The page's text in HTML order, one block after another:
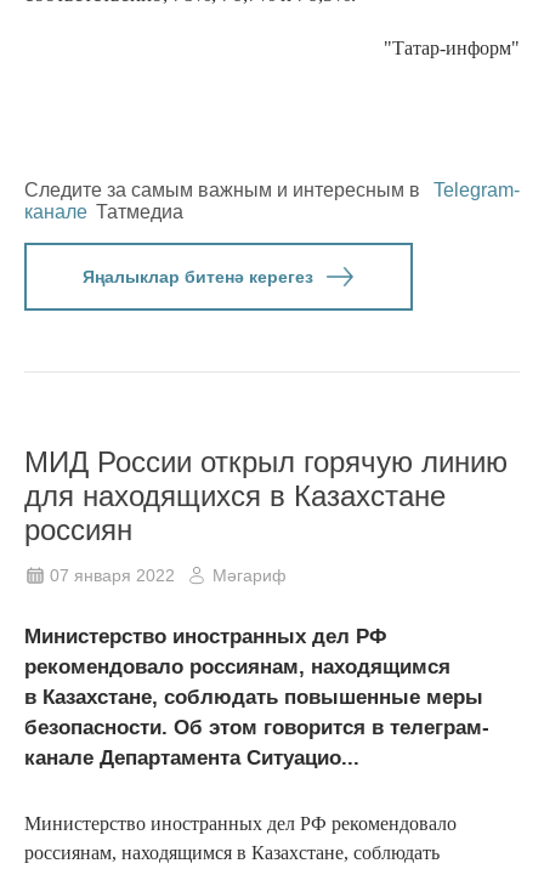
"Татар-информ"
Следите за самым важным и интересным в
Telegram-
канале Татмедиа
Яңалыклар битенә керегез
МИД России открыл горячую линию
для находящихся в Казахстане
россиян
07 января 2022 Мәгариф
Министерство иностранных дел РФ
рекомендовало россиянам, находящимся
в Казахстане, соблюдать повышенные меры
безопасности. Об этом говорится в телеграм-
канале Департамента Ситуацио...
Министерство иностранных дел РФ рекомендовало
россиянам, находящимся в Казахстане, соблюдать